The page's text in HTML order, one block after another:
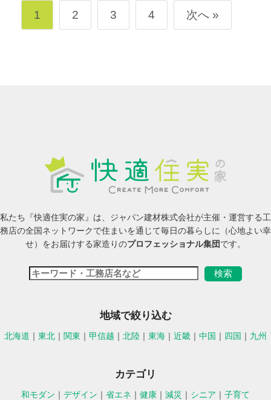
1 2 3 4 次へ »
私たち『快適住実の家』は、ジャパン建材株式会社が主催・運営する工
務店の全国ネットワークで住まいを通じて毎日の暮らしに（心地よい幸
せ）をお届けする家造りのプロフェッショナル集団です。
地域で絞り込む
北海道 ｜ 東北 ｜ 関東 ｜ 甲信越 ｜ 北陸 ｜ 東海 ｜ 近畿 ｜ 中国 ｜ 四国 ｜ 九州
カテゴリ
和モダン ｜ デザイン ｜ 省エネ ｜ 健康 ｜ 減災 ｜ シニア ｜ 子育て